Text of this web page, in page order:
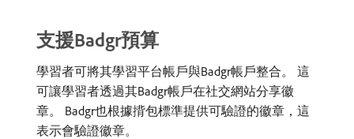
支援Badgr預算
學習者可將其學習平台帳戶與Badgr帳戶整合。 這
可讓學習者透過其Badgr帳戶在社交網站分享徽
章。 Badgr也根據揹包標準提供可驗證的徽章，這
表示會驗證徽章。